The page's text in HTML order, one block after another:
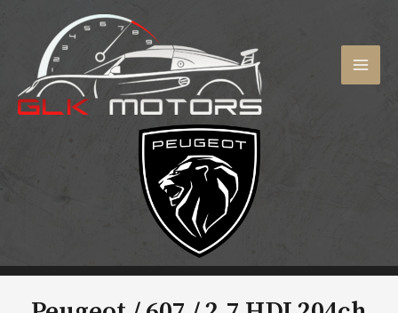
contenu